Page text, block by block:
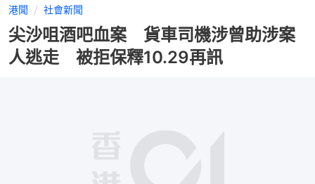
港聞 社會新聞
尖沙咀酒吧血案 貨車司機涉曾助涉案
人逃走 被拒保釋10.29再訊